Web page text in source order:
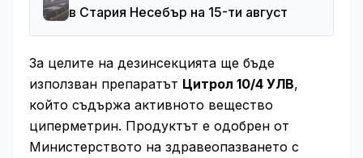
в Стария Несебър на 15-ти август
За целите на дезинсекцията ще бъде
използван препаратът Цитрол 10/4 УЛВ,
който съдържа активното вещество
циперметрин. Продуктът е одобрен от
Министерството на здравеопазването с